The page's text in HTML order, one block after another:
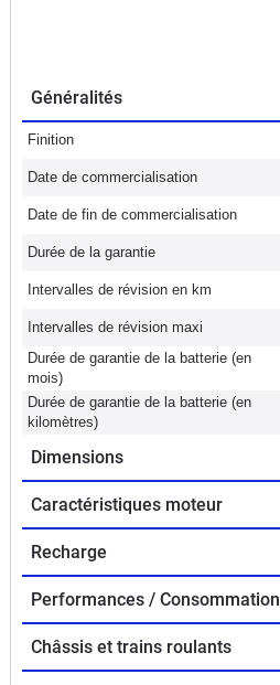
Généralités
Finition
Date de commercialisation
Date de fin de commercialisation
Durée de la garantie
Intervalles de révision en km
Intervalles de révision maxi
Durée de garantie de la batterie (en
mois)
Durée de garantie de la batterie (en
kilomètres)
Dimensions
Caractéristiques moteur
Recharge
Performances / Consommation
Châssis et trains roulants